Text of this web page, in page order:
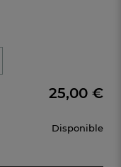
Disponible
25,00 €